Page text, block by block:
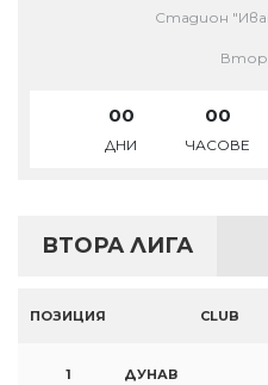
Стадион
00
ДНИ
00
ЧАСОВЕ
ВТОРА ЛИГА
ПОЗИЦИЯ CLUB
1 ДУНАВ